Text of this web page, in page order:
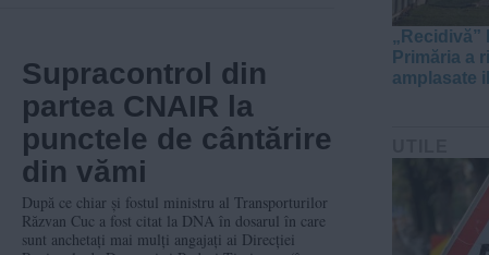
Supracontrol din
partea CNAIR la
punctele de cântărire
din vămi
După ce chiar și fostul ministru al Transporturilor
Răzvan Cuc a fost citat la DNA în dosarul în care
sunt anchetați mai mulți angajați ai Direcției
„Recidivă”
Primăria a
amplasate